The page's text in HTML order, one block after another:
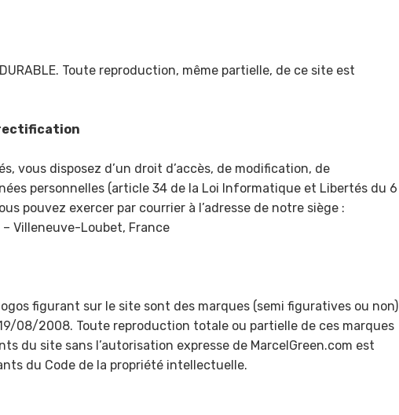
Toute reproduction, même partielle, de ce site est
vous disposez d’un droit d’accès, de modification, de
personnelles (article 34 de la Loi Informatique et Libertés du 6
pouvez exercer par courrier à l’adresse de notre siège :
– Villeneuve-Loubet, France
figurant sur le site sont des marques (semi figuratives ou non)
08/2008. Toute reproduction totale ou partielle de ces marques
du site sans l’autorisation expresse de MarcelGreen.com est
du Code de la propriété intellectuelle.